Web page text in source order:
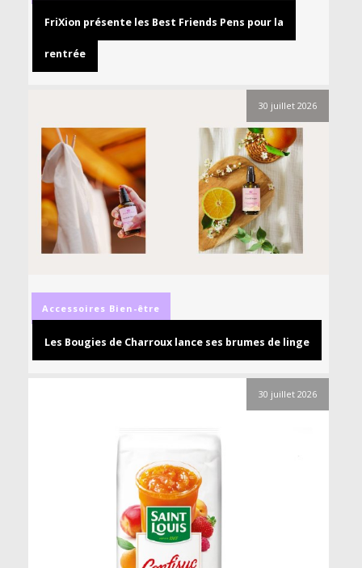
FriXion présente les Best Friends Pens pour la
rentrée
30 juillet 2026
Accessoires Bien-être
Les Bougies de Charroux lance ses brumes de linge
30 juillet 2026